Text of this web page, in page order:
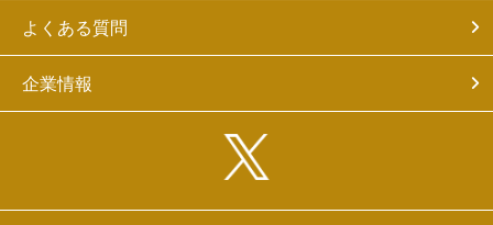
よくある質問
企業情報